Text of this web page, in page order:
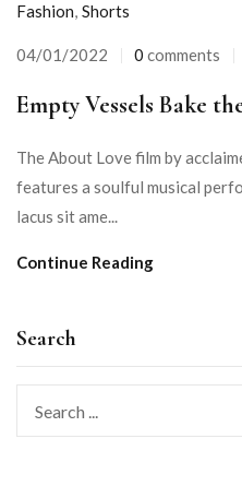
Search
Fashion, Shorts
Posted
04/01/2022 0 comments
Empty Vessels Bake
The About Love film by
features a soulful musical
lacus sit ame...
Continue Reading